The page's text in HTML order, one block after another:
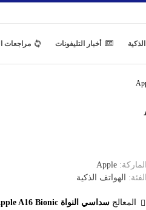
أخبار التليفونات مراجعات
الماركة: Apple
الفئة:
الهواتف الذكية
المعالج سداسي النواة Apple A16 Bionic تكنولوجيا 4 نانو